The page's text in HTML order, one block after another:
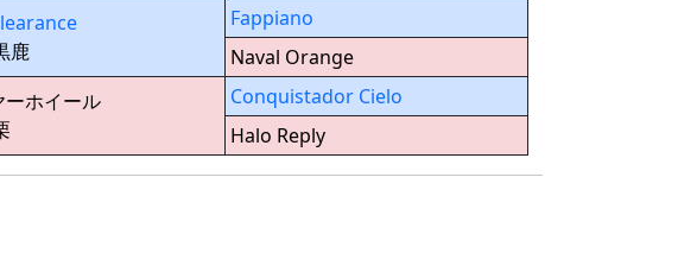
鹿
Fappiano
Naval Orange
ーホイール
Conquistador Cielo
Halo Reply